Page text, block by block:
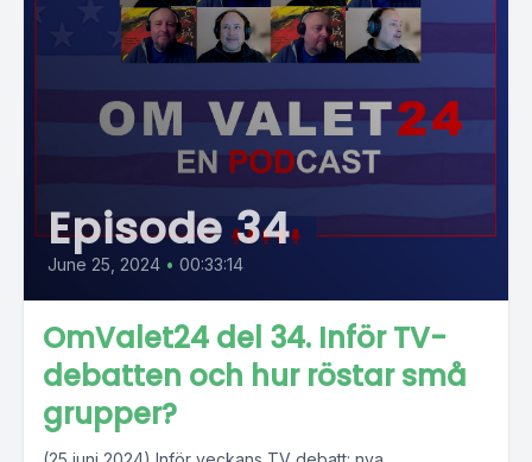
Episode 34
June 25, 2024 • 00:33:14
OmValet24 del 34. Inför TV-
debatten och hur röstar små
grupper?